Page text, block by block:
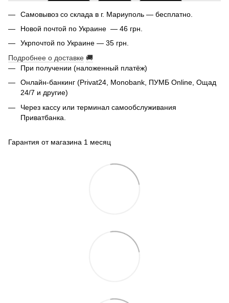
Самовывоз со склада в г. Мариуполь — бесплатно.
Новой почтой по Украине — 46 грн.
Укрпочтой по Украине — 35 грн.
Подробнее о доставке 🚚
При получении (наложенный платёж)
Онлайн-банкинг (Privat24, Monobank, ПУМБ Online, Ощад
24/7 и другие)
Через кассу или терминал самообслуживания
Приватбанка.
Гарантия от магазина 1 месяц